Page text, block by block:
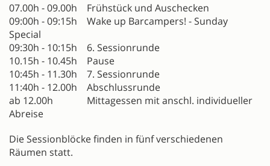
07.00h - 09.00h Frühstück und Auschecken
09:00h - 09:15h Wake up Barcampers! - Sunday
Special
09:30h - 10:15h 6. Sessionrunde
10.15h - 10.45h Pause
10:45h - 11.30h 7. Sessionrunde
11:40h - 12.00h Abschlussrunde
ab 12.00h Mittagessen mit anschl. individueller
Abreise
Die Sessionblöcke finden in fünf verschiedenen
Räumen statt.